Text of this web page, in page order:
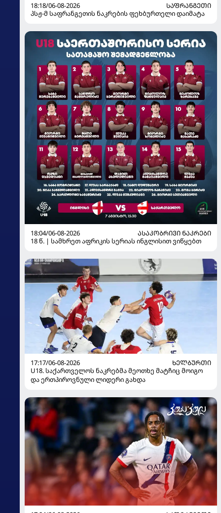
18:18/06-08-2026
ᲡᲐᲤᲠᲐᲜᲒᲔᲗᲘ
პსჟ-მ საფრანგეთის ნაკრების ფეხბურთელი დაიმატა
18:04/06-08-2026
ᲐᲡᲐᲙᲝᲑᲠᲘᲕᲘ ᲜᲐᲙᲠᲔᲑᲘ
18 წ. | სამხრეთ აფრიკის სერიას ინგლისით ვიწყებთ
17:17/06-08-2026
ᲮᲔᲚᲑᲣᲠᲗᲘ
U18. საქართველოს ნაკრებმა მეოთხე მატჩიც მოიგო
და ერთპიროვნული ლიდერი გახდა